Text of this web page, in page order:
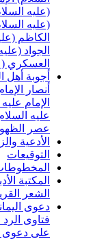
الإمام
الإمام
(عليه السلام)
(عليه السلام)
(عليه السلام)
أهل البيت عن
الإمام عليه السلام
عليه السلام
السلام ضرورة آيات
علامات
والزيارات
الأدبية
الشعر
اليماني
الرد على دعوى
دعوى اليماني كتب